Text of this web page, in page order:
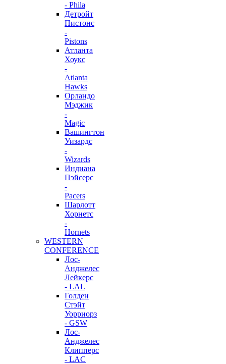
- Phila
Детройт
Пистонс
-
Pistons
Атланта
Хоукс
-
Atlanta
Hawks
Орландо
Мэджик
-
Magic
Вашингтон
Уизардс
-
Wizards
Индиана
Пэйсерс
-
Pacers
Шарлотт
Хорнетс
-
Hornets
WESTERN
CONFERENCE
Лос-
Анджелес
Лейкерс
- LAL
Голден
Стэйт
Уорриорз
- GSW
Лос-
Анджелес
Клипперс
- LAC